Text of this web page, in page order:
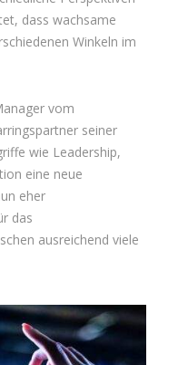
dass wachsame
Winkeln im
vom
seiner
wie Leadership,
eine neue
eher
das
ausreichend viele